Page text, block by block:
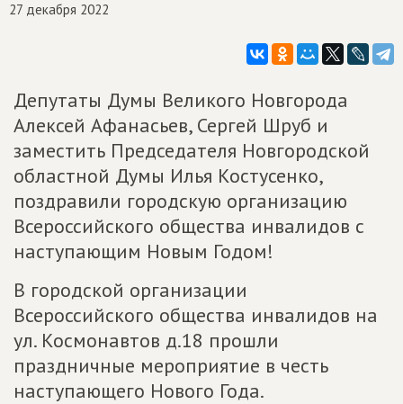
27 декабря 2022
Депутаты Думы Великого Новгорода
Алексей Афанасьев, Сергей Шруб и
заместить Председателя Новгородской
областной Думы Илья Костусенко,
поздравили городскую организацию
Всероссийского общества инвалидов с
наступающим Новым Годом!
В городской организации
Всероссийского общества инвалидов на
ул. Космонавтов д.18 прошли
праздничные мероприятие в честь
наступающего Нового Года.